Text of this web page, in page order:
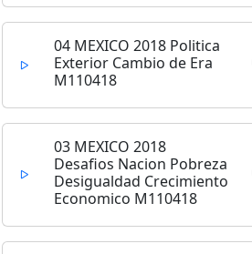
04 MEXICO 2018 Politica
Exterior Cambio de Era
M110418
03 MEXICO 2018
Desafios Nacion Pobreza
Desigualdad Crecimiento
Economico M110418